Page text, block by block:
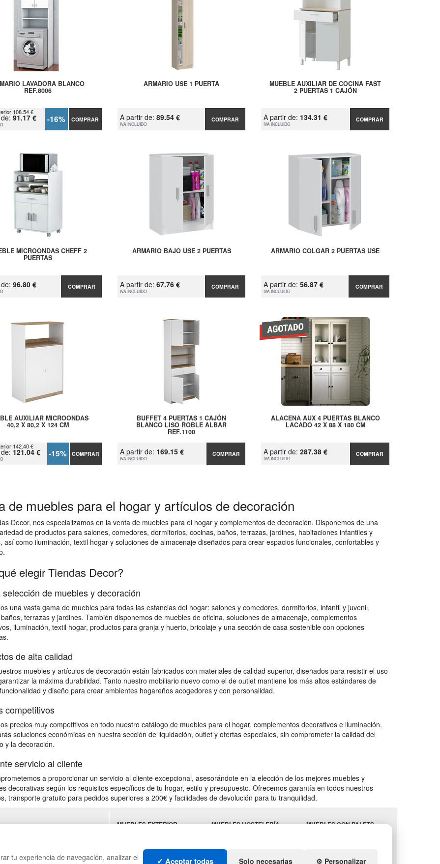
LAVADORA BLANCO
REF.8006
108.54 €
91.17 € -16% COMPRAR
ARMARIO USE 1 PUERTA
A partir de: 89.54 €
IVA INCLUIDO
COMPRAR
MUEBLE AUXILIAR DE COCINA FAST
2 PUERTAS 1 CAJÓN
A partir de: 134.31 €
IVA INCLUIDO
COMPRAR
MICROONDAS CHEFF 2
PUERTAS
96.80 € COMPRAR
ARMARIO BAJO USE 2 PUERTAS
A partir de: 67.76 €
IVA INCLUIDO
COMPRAR
ARMARIO COLGAR 2 PUERTAS USE
A partir de:56.87 €
IVA INCLUIDO
COMPRAR
AUXILIAR MICROONDAS
40,2 X 80,2 X 124 CM
142.40 €
121.04 € -15% COMPRAR
BUFFET 4 PUERTAS 1 CAJÓN
BLANCO LISO ROBLE ALBAR
REF.1100
A partir de: 169.15 €
IVA INCLUIDO
COMPRAR
ALACENA AUX 4 PUERTAS BLANCO
LACADO 42 X 88 X 180 CM
A partir de:287.38 €
IVA INCLUIDO
COMPRAR
de muebles para el hogar y artículos de decoración
Decor, nos especializamos en la venta de muebles para el hogar y complementos de decoración. Disponemos de una
de productos para salones, comedores, dormitorios, cocinas, baños, terrazas, jardines, habitaciones infantiles y
así como iluminación, textil hogar y soluciones de almacenaje diseñados para crear espacios funcionales, confortables y
elegir Tiendas Decor?
selección de muebles y decoración
una vasta gama de muebles para todas las estancias del hogar: salones y comedores, dormitorios, infantil y juvenil,
terrazas y jardines. También disponemos de muebles de oficina, soluciones de almacenaje, complementos
iluminación, textil hogar, productos para granja y huerto, bricolaje y una sección de casa sostenible con opciones
de alta calidad
muebles y artículos de decoración están fabricados con materiales de calidad superior, diseñados para resistir el uso
la máxima durabilidad. Tanto nuestro mobiliario nuevo como el de outlet mantiene los más altos estándares de
y diseño para crear ambientes hogareños acogedores y con personalidad.
competitivos
precios muy competitivos en todo nuestro catálogo de muebles para el hogar, complementos decorativos e iluminación.
soluciones económicas en nuestra sección de liquidación, outlet y ofertas especiales, sin comprometer la calidad del
y la decoración.
servicio al cliente
a proporcionar un servicio al cliente excepcional, asesorándote en la elección de los mejores muebles y
decorativas según los requisitos específicos de tu hogar, estilo y presupuesto. Ofrecemos garantía en todos nuestros
transporte gratuito para pedidos superiores a 200€ y facilidades de devolución para tu tranquilidad.
MUEBLES EXTERIOR
MUEBLES HOSTELERÍA
TIENDA DE DEPORTES
MUEBLES CON PALETS
tu experiencia de navegación, analizar el
✓ Aceptar todas Solo necesarias ⚙️ Personalizar